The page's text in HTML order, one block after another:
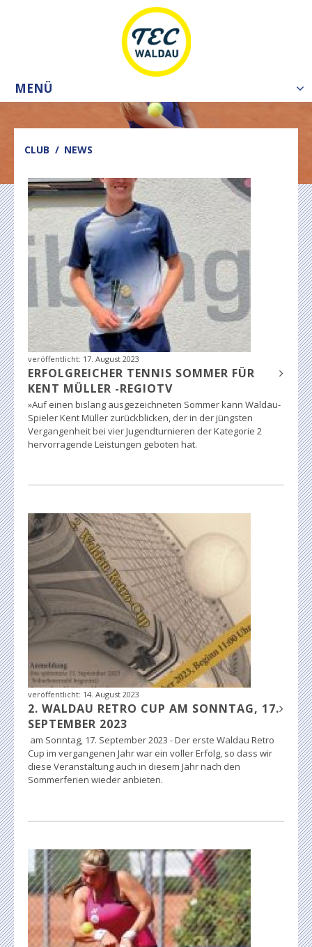
MENÜ
CLUB NEWS
veröffentlicht: 17. August 2023
ERFOLGREICHER TENNIS SOMMER FÜR
KENT MÜLLER -REGIOTV
»Auf einen bislang ausgezeichneten Sommer kann Waldau-
Spieler Kent Müller zurückblicken, der in der jüngsten
Vergangenheit bei vier Jugendturnieren der Kategorie 2
hervorragende Leistungen geboten hat.
veröffentlicht: 14. August 2023
2. WALDAU RETRO CUP AM SONNTAG, 17.
SEPTEMBER 2023
am Sonntag, 17. September 2023 - Der erste Waldau Retro
Cup im vergangenen Jahr war ein voller Erfolg, so dass wir
diese Veranstaltung auch in diesem Jahr nach den
Sommerferien wieder anbieten.